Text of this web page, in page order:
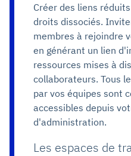
Créer des liens
droits dissociés.
membres à rejoindre
en générant un lien
ressources mises à
collaborateurs. Tous
par vos équipes sont
accessibles depuis
d'administration.
Les espaces de